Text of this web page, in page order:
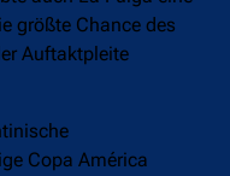
größte Chance des
Auftaktpleite
Copa América